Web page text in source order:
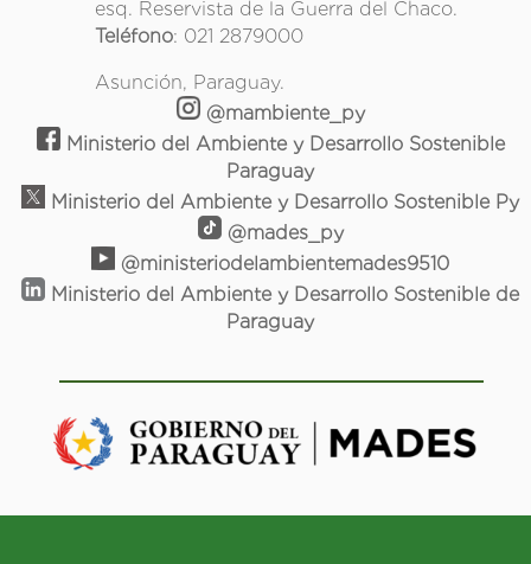
esq. Reservista de la Guerra del Chaco.
Teléfono: 021 2879000
Asunción, Paraguay.
@mambiente_py
Ministerio del Ambiente y Desarrollo Sostenible
Paraguay
Ministerio del Ambiente y Desarrollo Sostenible Py
@mades_py
@ministeriodelambientemades9510
Ministerio del Ambiente y Desarrollo Sostenible de
Paraguay